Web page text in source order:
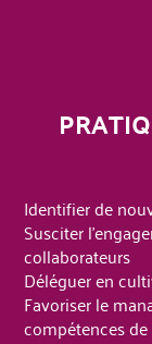
Identifier de
Susciter
collaborateurs
Déléguer en
Favoriser le
compétences